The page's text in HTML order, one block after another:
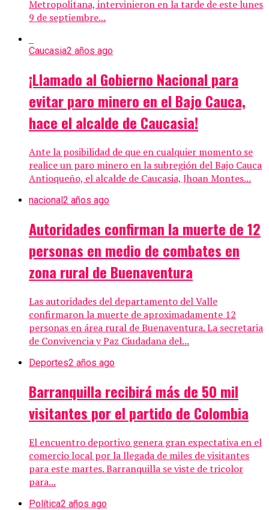
Metropolitana, intervinieron en la tarde de este lunes
9 de septiembre...
Caucasia2 años ago
¡Llamado al Gobierno Nacional para
evitar paro minero en el Bajo Cauca,
hace el alcalde de Caucasia!
Ante la posibilidad de que en cualquier momento se
realice un paro minero en la subregión del Bajo Cauca
Antioqueño, el alcalde de Caucasia, Jhoan Montes...
nacional2 años ago
Autoridades confirman la muerte de 12
personas en medio de combates en
zona rural de Buenaventura
Las autoridades del departamento del Valle
confirmaron la muerte de aproximadamente 12
personas en área rural de Buenaventura. La secretaria
de Convivencia y Paz Ciudadana del...
Deportes2 años ago
Barranquilla recibirá más de 50 mil
visitantes por el partido de Colombia
El encuentro deportivo genera gran expectativa en el
comercio local por la llegada de miles de visitantes
para este martes. Barranquilla se viste de tricolor
para...
Política2 años ago